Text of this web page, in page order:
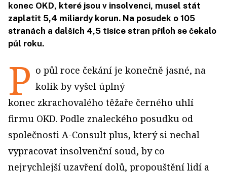
konec OKD, které jsou v insolvenci, musel stát
zaplatit 5,4 miliardy korun. Na posudek o 105
stranách a dalších 4,5 tisíce stran příloh se čekalo
půl roku.
P o půl roce čekání je konečně jasné, na
kolik by vyšel úplný
konec zkrachovalého těžaře černého uhlí
firmu OKD. Podle znaleckého posudku od
společnosti A-Consult plus, který si nechal
vypracovat insolvenční soud, by co
nejrychlejší uzavření dolů, propouštění lidí a